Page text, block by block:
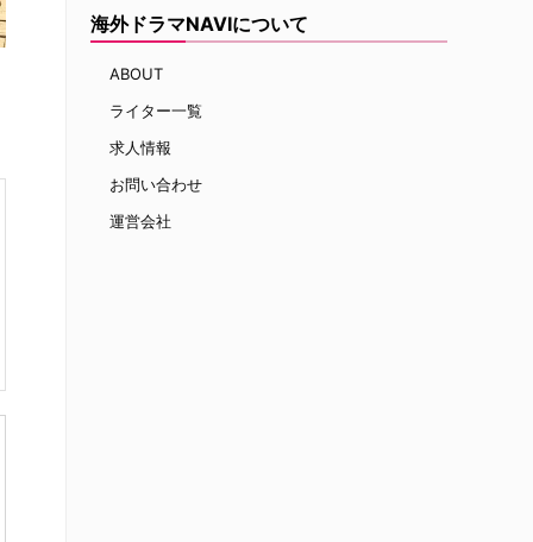
海外ドラマNAVIについて
ABOUT
ライター一覧
求人情報
お問い合わせ
運営会社